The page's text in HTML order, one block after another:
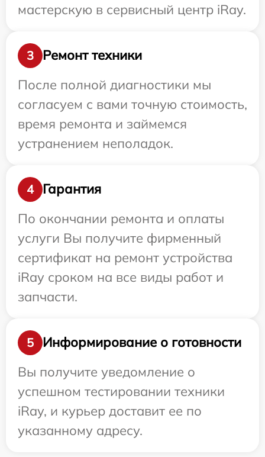
мастерскую в сервисный центр iRay.
3
Ремонт техники
После полной диагностики мы
согласуем с вами точную стоимость,
время ремонта и займемся
устранением неполадок.
4
Гарантия
По окончании ремонта и оплаты
услуги Вы получите фирменный
сертификат на ремонт устройства
iRay сроком на все виды работ и
запчасти.
5
Информирование о готовности
Вы получите уведомление о
успешном тестировании техники
iRay, и курьер доставит ее по
указанному адресу.